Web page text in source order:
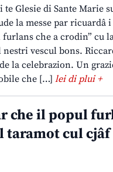
te Glesie di Sante Marie
la messe par ricuardâ i
furlans che a crodin” cu
vescul bons.
la celebrazion. Un
che […] lei di plui +
che il popul
taramot cul cjâf